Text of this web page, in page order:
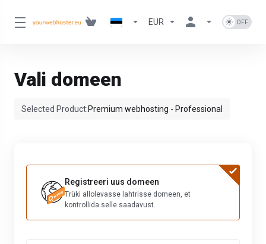
EUR
Vali domeen
Selected Product:Premium webhosting - Professional
Registreeri uus domeen
Trüki allolevasse lahtrisse domeen, et
kontrollida selle saadavust.